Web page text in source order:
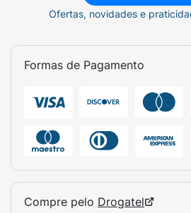
Ofertas, novidades e
Formas de Pagamento
Compre pelo Drogatel